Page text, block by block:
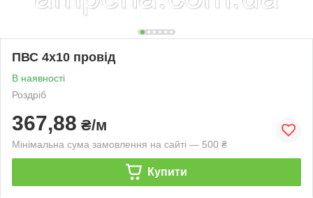
ПВС 4х10 провід
В наявності
Роздріб
367,88 ₴/м
Мінімальна сума замовлення на сайті — 500 ₴
Купити